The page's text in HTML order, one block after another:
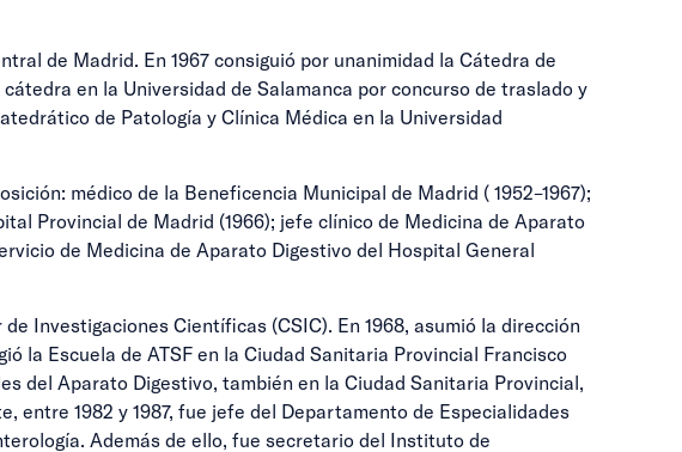
de Madrid. En 1967 consiguió por unanimidad la Cátedra de
en la Universidad de Salamanca por concurso de traslado y
de Patología y Clínica Médica en la Universidad
médico de la Beneficencia Municipal de Madrid ( 1952–1967);
Provincial de Madrid (1966); jefe clínico de Medicina de Aparato
de Medicina de Aparato Digestivo del Hospital General
Investigaciones Científicas (CSIC). En 1968, asumió la dirección
la Escuela de ATSF en la Ciudad Sanitaria Provincial Francisco
del Aparato Digestivo, también en la Ciudad Sanitaria Provincial,
entre 1982 y 1987, fue jefe del Departamento de Especialidades
Además de ello, fue secretario del Instituto de